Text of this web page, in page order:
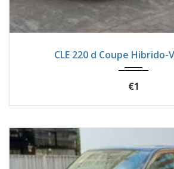
CLE 220 d Coupe Hibrido-
€1